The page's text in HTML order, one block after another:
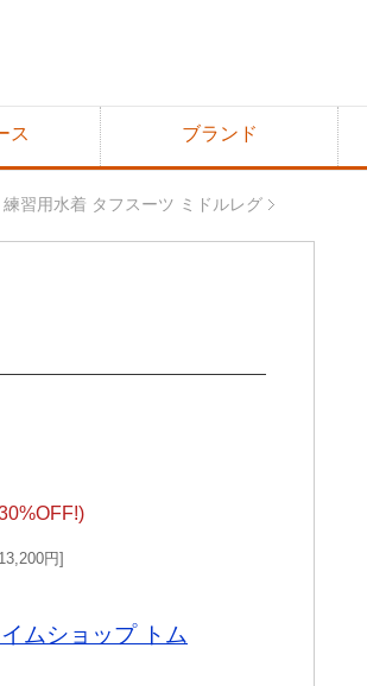
ス ブランド
習用水着 タフスーツ ミドルレグ
13,200円
ムショップ トム